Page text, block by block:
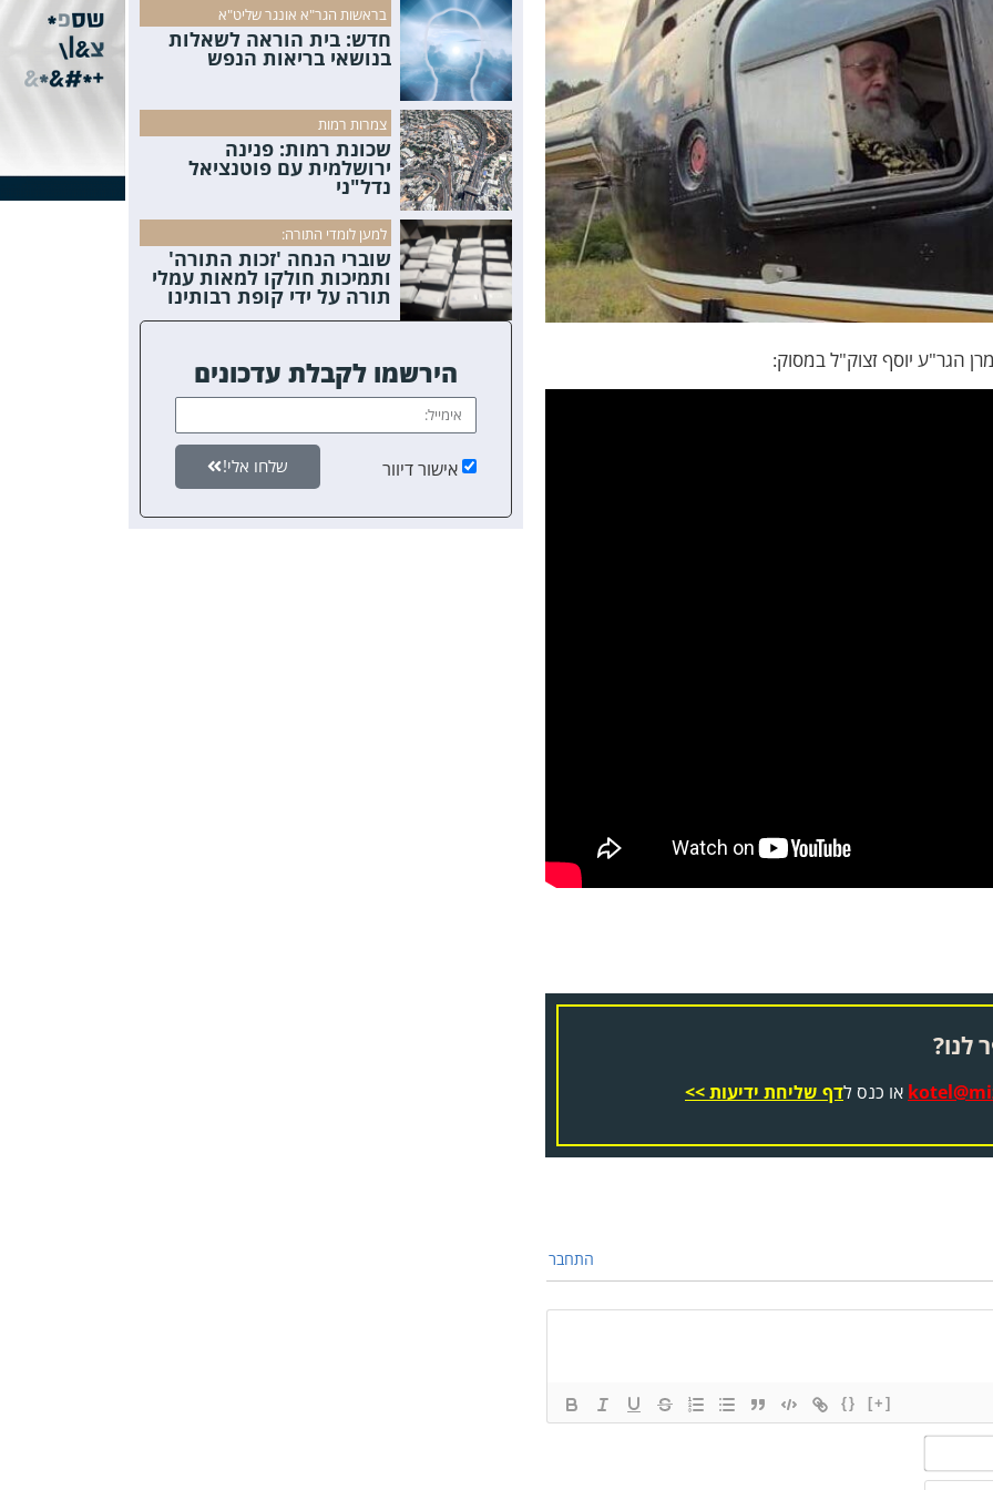
הגר"ע יוסף זצוק"ל במסוק:
לנו?
או כנס לדף שליחת ידיעות >>
התחבר
{} [+]
בראשות הגר"א אונגר שליט"א
חדש: בית הוראה לשאלות
בנושאי בריאות הנפש
צמרות רמות
שכונת רמות: פנינה
ירושלמית עם פוטנציאל
נדל"ני
למען לומדי התורה:
שוברי הנחה 'זכות התורה'
ותמיכות חולקו למאות עמלי
תורה על ידי קופת רבותינו
הירשמו לקבלת עדכונים
אישור דיוור שלחו אלי!